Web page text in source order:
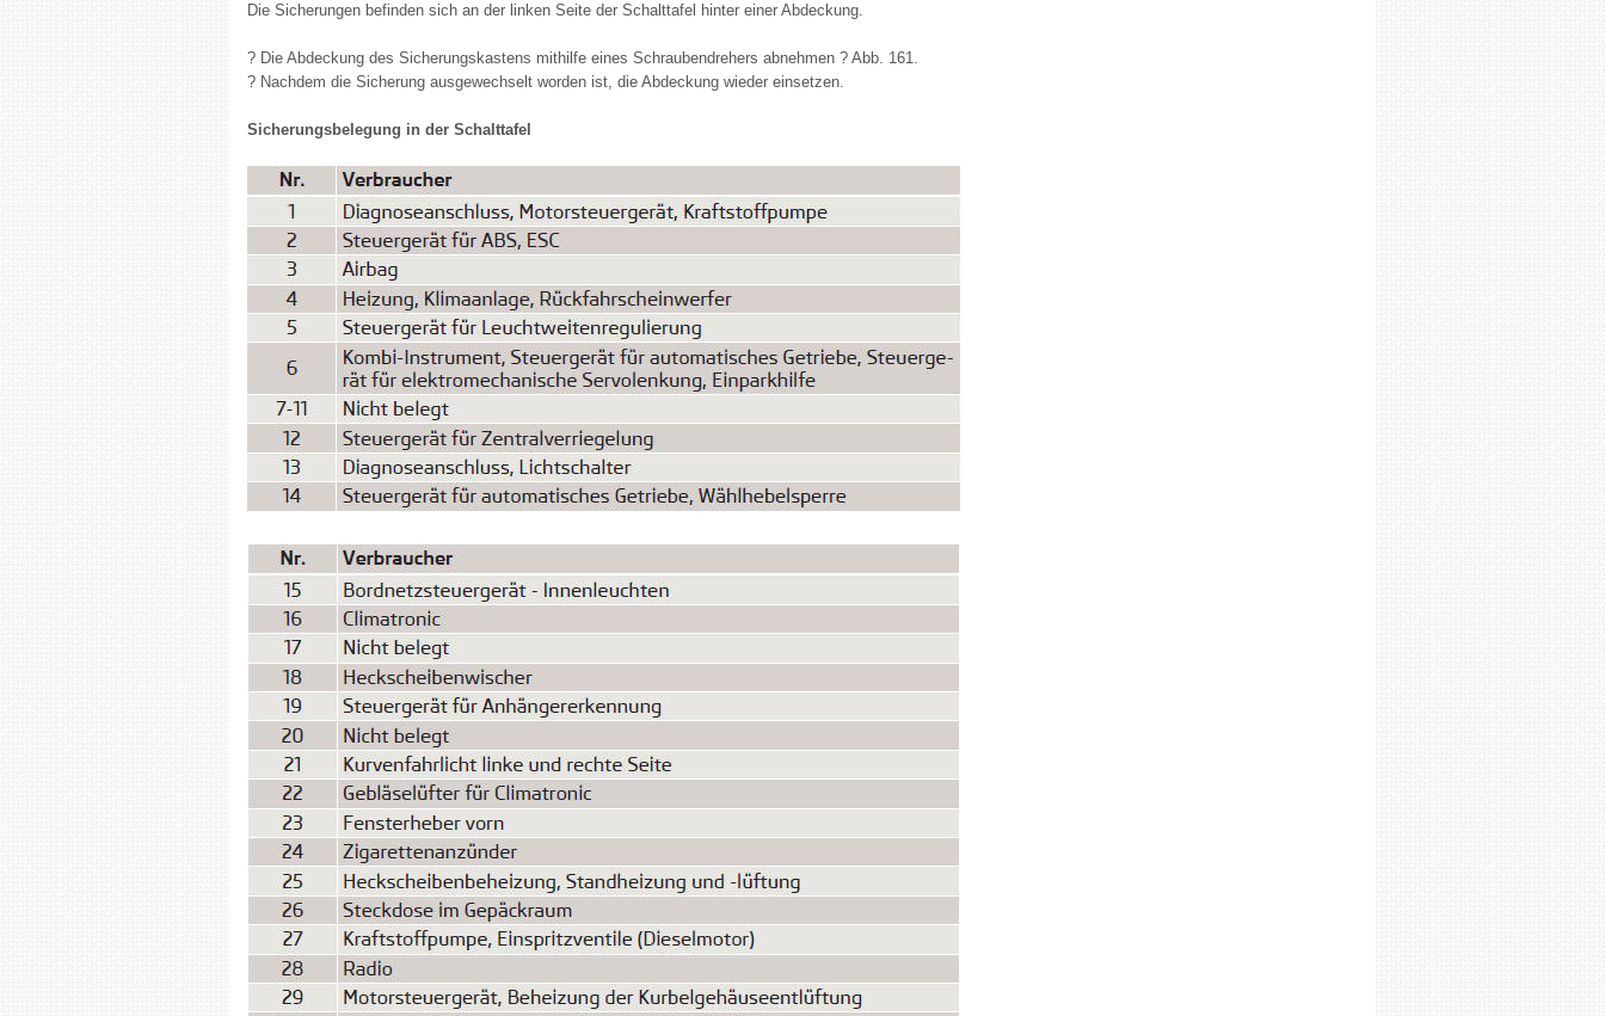
Die Sicherungen befinden sich an der linken Seite der Schalttafel hinter einer Abdeckung.
? Die Abdeckung des Sicherungskastens mithilfe eines Schraubendrehers abnehmen ? Abb. 161.
? Nachdem die Sicherung ausgewechselt worden ist, die Abdeckung wieder einsetzen.
Sicherungsbelegung in der Schalttafel